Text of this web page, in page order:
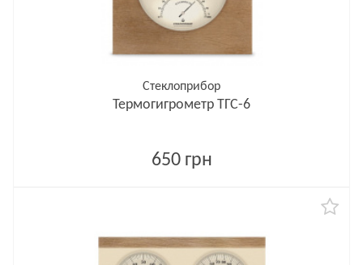
Стеклоприбор
Термогигрометр ТГС-6
650 грн